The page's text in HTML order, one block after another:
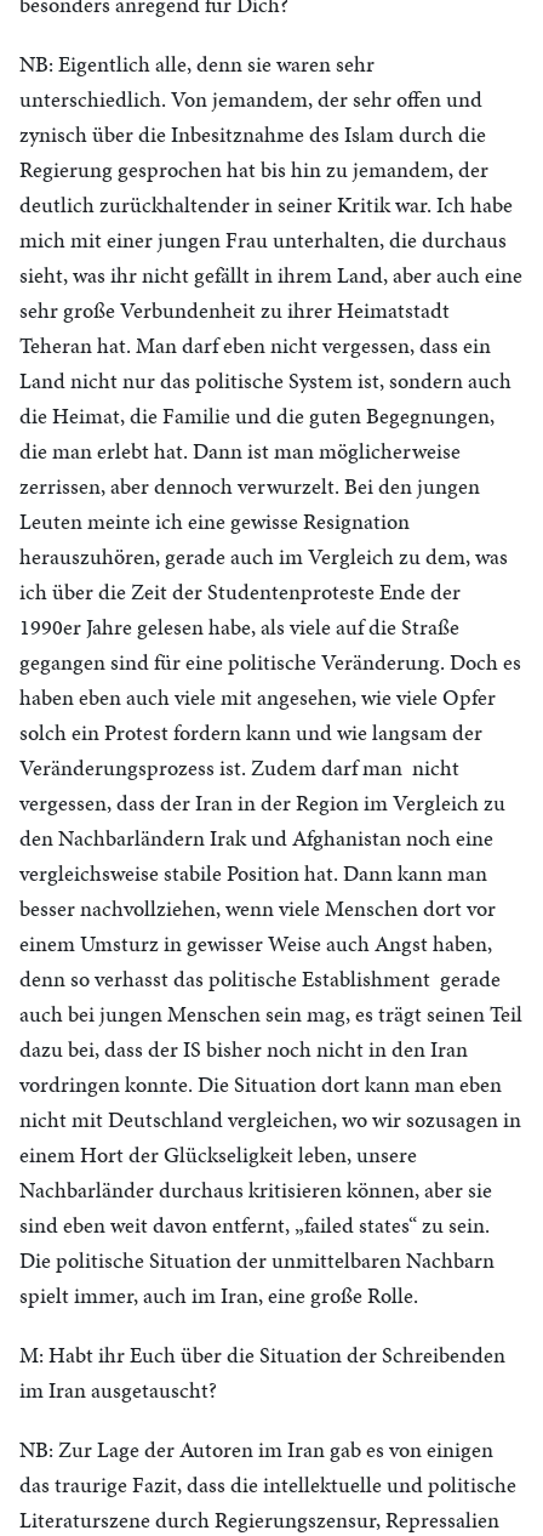
NB: Eigentlich alle, denn sie waren sehr
unterschiedlich. Von jemandem, der sehr offen und
zynisch über die Inbesitznahme des Islam durch die
Regierung gesprochen hat bis hin zu jemandem, der
deutlich zurückhaltender in seiner Kritik war. Ich habe
mich mit einer jungen Frau unterhalten, die durchaus
sieht, was ihr nicht gefällt in ihrem Land, aber auch eine
sehr große Verbundenheit zu ihrer Heimatstadt
Teheran hat. Man darf eben nicht vergessen, dass ein
Land nicht nur das politische System ist, sondern auch
die Heimat, die Familie und die guten Begegnungen,
die man erlebt hat. Dann ist man möglicherweise
zerrissen, aber dennoch verwurzelt. Bei den jungen
Leuten meinte ich eine gewisse Resignation
herauszuhören, gerade auch im Vergleich zu dem, was
ich über die Zeit der Studentenproteste Ende der
1990er Jahre gelesen habe, als viele auf die Straße
gegangen sind für eine politische Veränderung. Doch es
haben eben auch viele mit angesehen, wie viele Opfer
solch ein Protest fordern kann und wie langsam der
Veränderungsprozess ist. Zudem darf man nicht
vergessen, dass der Iran in der Region im Vergleich zu
den Nachbarländern Irak und Afghanistan noch eine
vergleichsweise stabile Position hat. Dann kann man
besser nachvollziehen, wenn viele Menschen dort vor
einem Umsturz in gewisser Weise auch Angst haben,
denn so verhasst das politische Establishment gerade
auch bei jungen Menschen sein mag, es trägt seinen Teil
dazu bei, dass der IS bisher noch nicht in den Iran
vordringen konnte. Die Situation dort kann man eben
nicht mit Deutschland vergleichen, wo wir sozusagen in
einem Hort der Glückseligkeit leben, unsere
Nachbarländer durchaus kritisieren können, aber sie
sind eben weit davon entfernt, „failed states“ zu sein.
Die politische Situation der unmittelbaren Nachbarn
spielt immer, auch im Iran, eine große Rolle.
M: Habt ihr Euch über die Situation der Schreibenden
im Iran ausgetauscht?
NB: Zur Lage der Autoren im Iran gab es von einigen
das traurige Fazit, dass die intellektuelle und politische
Literaturszene durch Regierungszensur, Repressalien